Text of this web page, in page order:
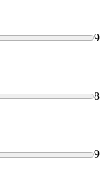
9
8
9